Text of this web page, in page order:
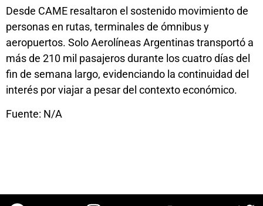
Desde CAME resaltaron el sostenido movimiento de
personas en rutas, terminales de ómnibus y
aeropuertos. Solo Aerolíneas Argentinas transportó a
más de 210 mil pasajeros durante los cuatro días del
fin de semana largo, evidenciando la continuidad del
interés por viajar a pesar del contexto económico.
Fuente: N/A